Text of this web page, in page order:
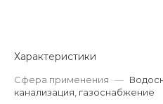
Характеристики
Сфера применения —
канализация, газоснабжение